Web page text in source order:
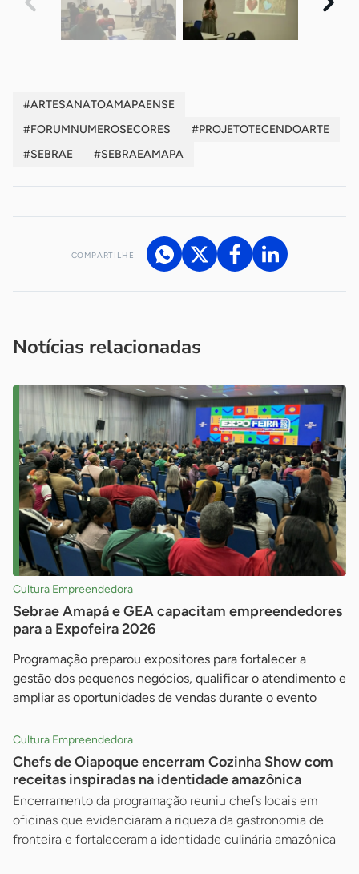
#ARTESANATOAMAPAENSE
#FORUMNUMEROSECORES
#PROJETOTECENDOARTE
#SEBRAE
#SEBRAEAMAPA
COMPARTILHE
Notícias relacionadas
Cultura Empreendedora
Sebrae Amapá e GEA capacitam empreendedores
para a Expofeira 2026
Programação preparou expositores para fortalecer a
gestão dos pequenos negócios, qualificar o atendimento e
ampliar as oportunidades de vendas durante o evento
Cultura Empreendedora
Chefs de Oiapoque encerram Cozinha Show com
receitas inspiradas na identidade amazônica
Encerramento da programação reuniu chefs locais em
oficinas que evidenciaram a riqueza da gastronomia de
fronteira e fortaleceram a identidade culinária amazônica